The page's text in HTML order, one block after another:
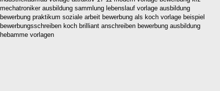
mechatroniker ausbildung sammlung lebenslauf vorlage ausbildung
bewerbung praktikum soziale arbeit bewerbung als koch vorlage beispiel
bewerbungsschreiben koch brilliant anschreiben bewerbung ausbildung
hebamme vorlagen